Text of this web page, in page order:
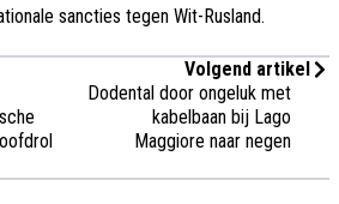
sancties tegen Wit-Rusland.
Volgend artikel
Dodental door ongeluk met
kabelbaan bij Lago
Maggiore naar negen